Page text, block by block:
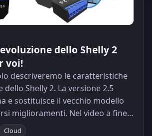
dello Shelly 2
voi!
descriveremo le caratteristiche
dello Shelly 2. La versione 2.5
e sostituisce il vecchio modello
miglioramenti. Nel video a fine
di gestione di una tapparella.
Cloud